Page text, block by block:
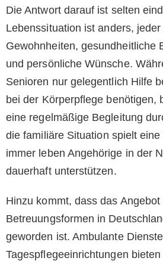
Die Antwort darauf ist selten
Lebenssituation ist anders,
Gewohnheiten, gesundheitliche
und persönliche Wünsche.
Senioren nur gelegentlich Hilfe
bei der Körperpflege benötigen,
eine regelmäßige Begleitung
die familiäre Situation spielt
immer leben Angehörige in der
dauerhaft unterstützen.
Hinzu kommt, dass das Angebot
Betreuungsformen in
geworden ist. Ambulante
Tagespflegeeinrichtungen